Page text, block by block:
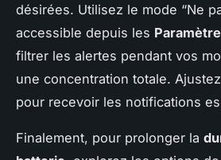
désirées. Utilisez le mode “Ne
accessible depuis les
filtrer les alertes pendant vos
une concentration totale.
pour recevoir les notifications
Finalement, pour prolonger la